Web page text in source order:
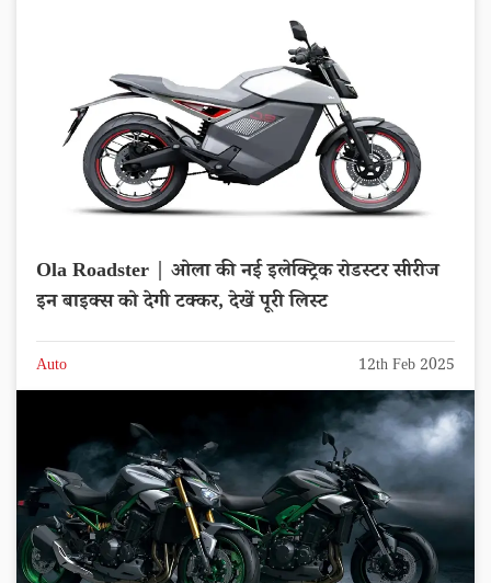
Ola Roadster | ओला की नई इलेक्ट्रिक रोडस्टर सीरीज
इन बाइक्स को देगी टक्कर, देखें पूरी लिस्ट
Auto 12th Feb 2025